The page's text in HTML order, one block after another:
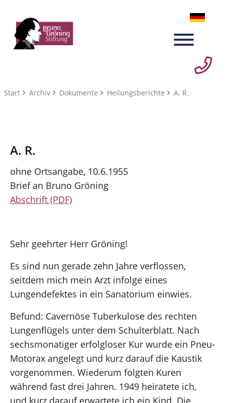
Start Archiv Dokumente Heilungsberichte A. R.
A. R.
ohne Ortsangabe, 10.6.1955
Brief an Bruno Gröning
Abschrift (PDF)
Sehr geehrter Herr Gröning!
Es sind nun gerade zehn Jahre verflossen,
seitdem mich mein Arzt infolge eines
Lungendefektes in ein Sanatorium einwies.
Befund: Cavernöse Tuberkulose des rechten
Lungenflügels unter dem Schulterblatt. Nach
sechsmonatiger erfolgloser Kur wurde ein Pneu-
Motorax angelegt und kurz darauf die Kaustik
vorgenommen. Wiederum folgten Kuren
während fast drei Jahren. 1949 heiratete ich,
und kurz darauf erwartete ich ein Kind. Die